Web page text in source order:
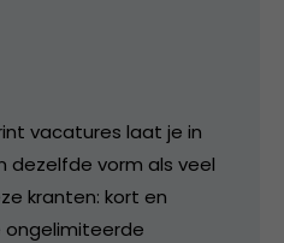
vacatures laat je in
dezelfde vorm als veel
kranten: kort en
ongelimiteerde